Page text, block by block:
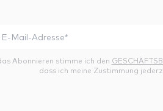
Abonnieren stimme ich den
dass ich meine Zustimmung